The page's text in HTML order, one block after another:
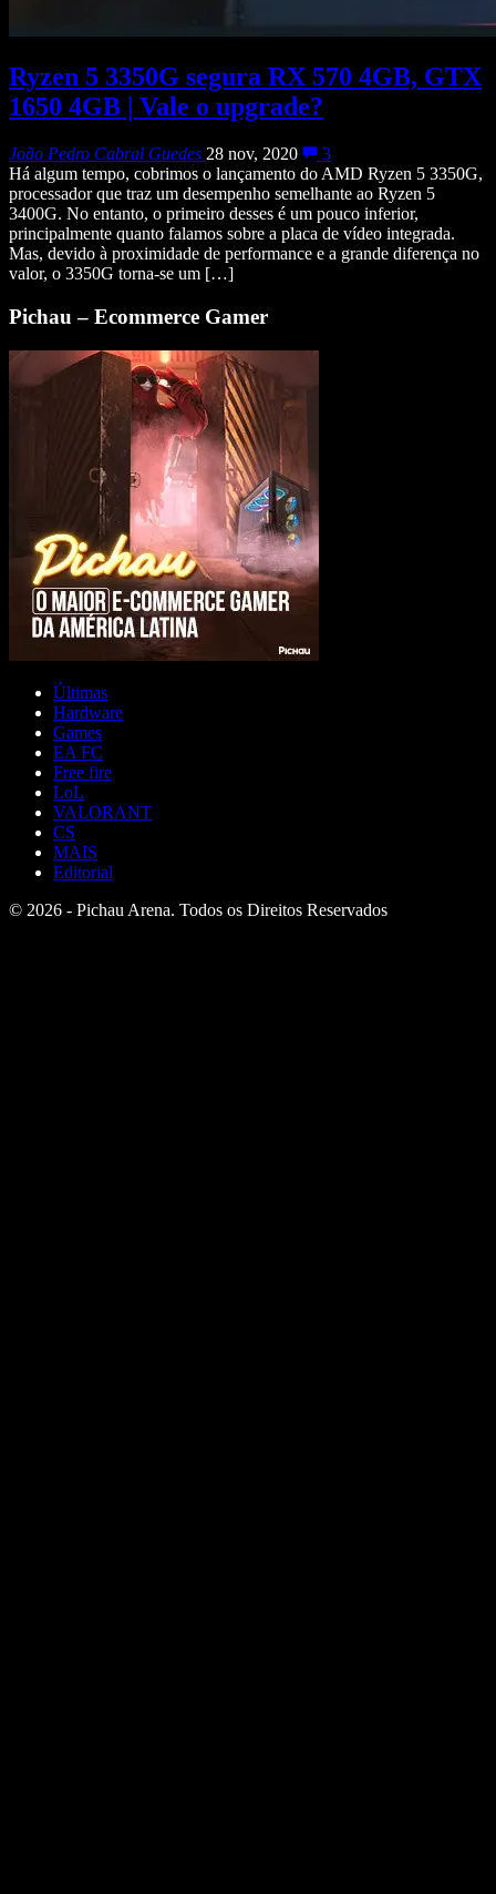
Ryzen 5 3350G segura RX 570 4GB, GTX
1650 4GB | Vale o upgrade?
João Pedro Cabral Guedes 28 nov, 2020
3
Há algum tempo, cobrimos o lançamento do AMD Ryzen 5 3350G,
processador que traz um desempenho semelhante ao Ryzen 5
3400G. No entanto, o primeiro desses é um pouco inferior,
principalmente quanto falamos sobre a placa de vídeo integrada.
Mas, devido à proximidade de performance e a grande diferença no
valor, o 3350G torna-se um […]
Pichau – Ecommerce Gamer
Últimas
Hardware
Games
EA FC
Free fire
LoL
VALORANT
CS
MAIS
Editorial
© 2026 - Pichau Arena. Todos os Direitos Reservados